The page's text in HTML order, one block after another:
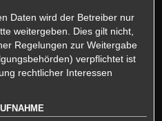
Daten wird der Betreiber nur
weitergeben. Dies gilt nicht,
Regelungen zur Weitergabe
verpflichtet ist
rechtlicher Interessen